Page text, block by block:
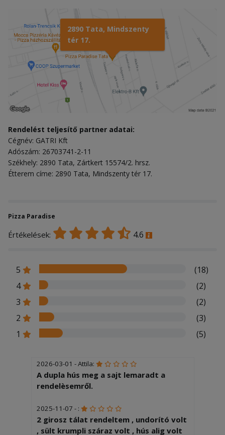
2890 Tata, Mindszenty
tér 17.
Rendelést teljesítő partner adatai:
Cégnév: GATRI Kft
Adószám: 26703741-2-11
Székhely: 2890 Tata, Zártkert 15574/2. hrsz.
Étterem címe: 2890 Tata, Mindszenty tér 17.
Pizza Paradise
Értékelések: 4.6
5
(18)
4
(2)
3
(2)
2
(3)
1
(5)
2026-03-01 - Attila:
A dupla hús meg a sajt lemaradt a
rendelèsemről.
2025-11-07 - :
2 girosz tálat rendeltem , undorító volt
, sült krumpli száraz volt , hús alig volt